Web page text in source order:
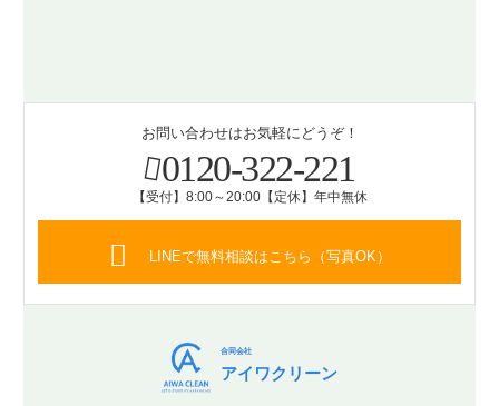
お問い合わせはお気軽にどうぞ！
0120-322-221
【受付】8:00～20:00【定休】年中無休
LINEで無料相談はこちら（写真OK）
合同会社
アイワクリーン